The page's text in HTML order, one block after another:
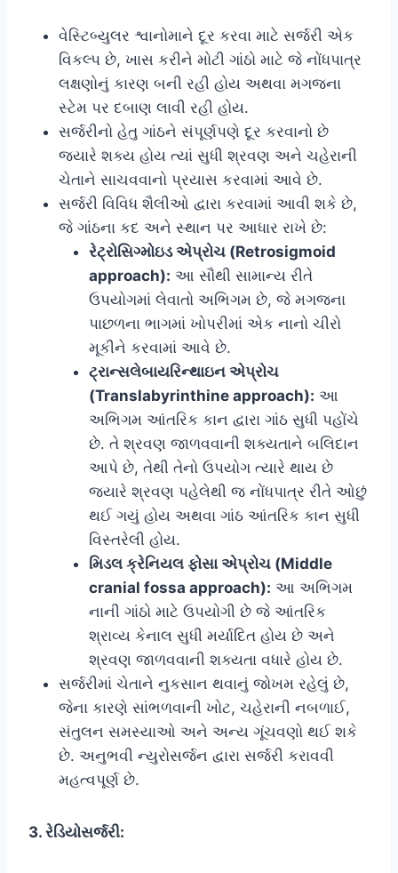
વેસ્ટિબ્યુલર શ્વાનોમાને દૂર કરવા માટે સર્જરી એક
વિકલ્પ છે, ખાસ કરીને મોટી ગાંઠો માટે જે નોંધપાત્ર
લક્ષણોનું કારણ બની રહી હોય અથવા મગજના
સ્ટેમ પર દબાણ લાવી રહી હોય.
સર્જરીનો હેતુ ગાંઠને સંપૂર્ણપણે દૂર કરવાનો છે
જ્યારે શક્ય હોય ત્યાં સુધી શ્રવણ અને ચહેરાની
ચેતાને સાચવવાનો પ્રયાસ કરવામાં આવે છે.
સર્જરી વિવિધ શૈલીઓ દ્વારા કરવામાં આવી શકે છે,
જે ગાંઠના કદ અને સ્થાન પર આધાર રાખે છે:
રેટ્રોસિગ્મોઇડ એપ્રોચ (Retrosigmoid
approach): આ સૌથી સામાન્ય રીતે
ઉપયોગમાં લેવાતો અભિગમ છે, જે મગજના
પાછળના ભાગમાં ખોપરીમાં એક નાનો ચીરો
મૂકીને કરવામાં આવે છે.
ટ્રાન્સલેબાયરિન્થાઇન એપ્રોચ
(Translabyrinthine approach): આ
અભિગમ આંતરિક કાન દ્વારા ગાંઠ સુધી પહોંચે
છે. તે શ્રવણ જાળવવાની શક્યતાને બલિદાન
આપે છે, તેથી તેનો ઉપયોગ ત્યારે થાય છે
જ્યારે શ્રવણ પહેલેથી જ નોંધપાત્ર રીતે ઓછું
થઈ ગયું હોય અથવા ગાંઠ આંતરિક કાન સુધી
વિસ્તરેલી હોય.
મિડલ ક્રેનિયલ ફોસા એપ્રોચ (Middle
cranial fossa approach): આ અભિગમ
નાની ગાંઠો માટે ઉપયોગી છે જે આંતરિક
શ્રાવ્ય કેનાલ સુધી મર્યાદિત હોય છે અને
શ્રવણ જાળવવાની શક્યતા વધારે હોય છે.
સર્જરીમાં ચેતાને નુકસાન થવાનું જોખમ રહેલું છે,
જેના કારણે સાંભળવાની ખોટ, ચહેરાની નબળાઈ,
સંતુલન સમસ્યાઓ અને અન્ય ગૂંચવણો થઈ શકે
છે. અનુભવી ન્યુરોસર્જન દ્વારા સર્જરી કરાવવી
મહત્વપૂર્ણ છે.
3. રેડિયોસર્જરી: